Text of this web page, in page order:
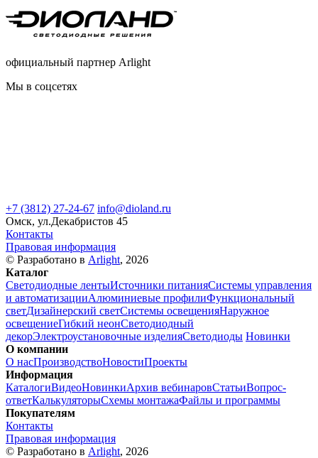
официальный партнер Arlight
Мы в соцсетях
+7 (3812) 27-24-67 info@dioland.ru
Омск, ул.Декабристов 45
Контакты
Правовая информация
© Разработано в Arlight, 2026
Каталог
Светодиодные лентыИсточники питанияСистемы управления
и автоматизацииАлюминиевые профилиФункциональный
светДизайнерский светСистемы освещенияНаружное
освещениеГибкий неонСветодиодный
декорЭлектроустановочные изделияСветодиоды Новинки
О компании
О насПроизводствоНовостиПроекты
Информация
КаталогиВидеоНовинкиАрхив вебинаровСтатьиВопрос-
ответКалькуляторыСхемы монтажаФайлы и программы
Покупателям
Контакты
Правовая информация
© Разработано в Arlight, 2026